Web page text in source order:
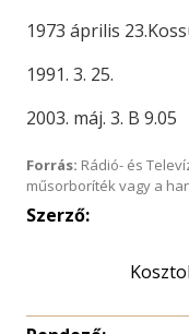
1973 április
1991. 3. 25.
2003. máj. 3. B 9.05
Forrás: Rádió- és
műsorboríték vagy a
Szerző: